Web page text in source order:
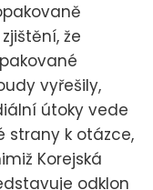
že
vyřešily,
útoky vede
strany k otázce,
Korejská
odklon